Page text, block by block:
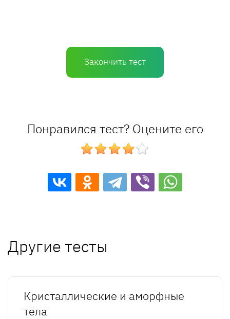
Закончить тест
Понравился тест? Оцените его
Другие тесты
Кристаллические и аморфные
тела